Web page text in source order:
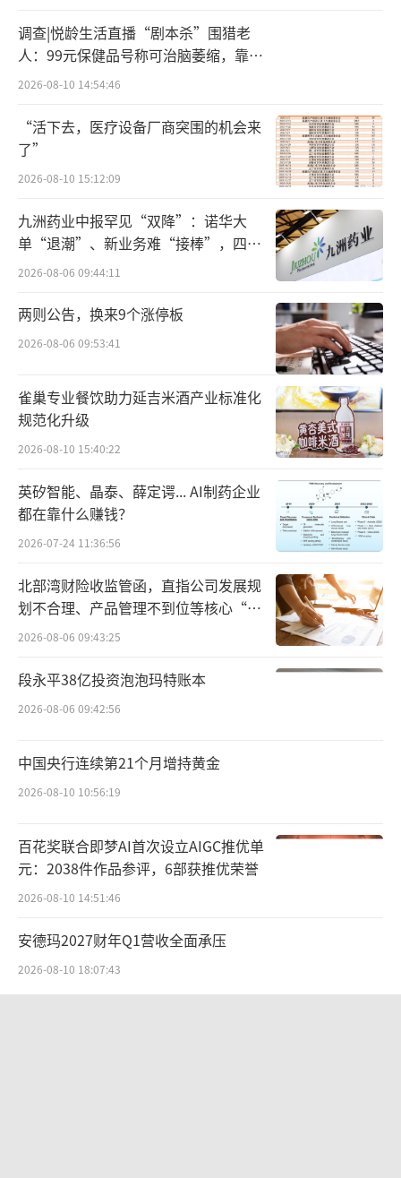
放宽多次签证条件后，赴韩游的报名热度明显
上升。
航旅纵横行业发展部总经理赵楠表示，从
目的地来看，今年端午假期境内热门目的地
较“五一”出现明显变化，乌鲁木齐、西安、
的新亮点。此外，昆明、三亚等休闲度假城市
也备受旅客青睐。出境市场方面，韩国首尔、
新加坡、中国香港、泰国曼谷等短途跨境目的
地热度居高不下。
“请4休9”带动机票、租车订单
与趁假期出行的王晓磊不同，同为北京上
班族的李月则瞄准“请4休9”的拼假出行。
李月向北京商报记者表示，由于“五
一”机票太贵，自己放弃了在“五一”期间出
游，而是直接借端午假期向前请4天年假，加上
计划前往泰国游玩，后3天则在家休息调
整。“这样既能躲过端午的人流，还能订到更
具性价比的机票酒店。”
根据航旅纵横大数据，在“请4休9”拼假
成为近期的预订峰值。租租车市场负责人张晓
多选择6月13日—14日出发，6月21日左右返
程。
春秋旅游副总经理周卫红向北京商报记者
表示，从端午假期到暑期前，都是错峰游的黄
金时间。在出境中长线游方面，莫斯科、新加
坡、伦敦、吉隆坡等主打人文观光、城市漫步
调查|悦龄生活直播“剧本杀”围猎老
人：99元保健品号称可治脑萎缩，靠鸡
蛋拉新一年开近两万家店
2026-08-10 14:54:46
“活下去，医疗设备厂商突围的机会来
了”
2026-08-10 15:12:09
九洲药业中报罕见“双降”：诺华大
单“退潮”、新业务难“接棒”，四大
难关待闯
2026-08-06 09:44:11
两则公告，换来9个涨停板
2026-08-06 09:53:41
雀巢专业餐饮助力延吉米酒产业标准化
规范化升级
2026-08-10 15:40:22
英矽智能、晶泰、薛定谔... AI制药企业
都在靠什么赚钱？
2026-07-24 11:36:56
北部湾财险收监管函，直指公司发展规
划不合理、产品管理不到位等核心“痛
点”
2026-08-06 09:43:25
段永平38亿投资泡泡玛特账本
2026-08-06 09:42:56
中国央行连续第21个月增持黄金
2026-08-10 10:56:19
百花奖联合即梦AI首次设立AIGC推优单
元：2038件作品参评，6部获推优荣誉
2026-08-10 14:51:46
安德玛2027财年Q1营收全面承压
2026-08-10 18:07:43